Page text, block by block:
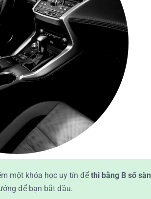
một khóa học uy tín đểthi bằng B số sàn
để bạn bắt đầu.